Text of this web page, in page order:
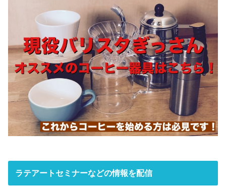
ラテアートセミナーなどの情報を配信